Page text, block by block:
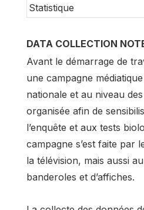
Statistique
DATA COLLECTION
Avant le démarrage de
une campagne
nationale et au niveau
organisée afin de
l’enquête et aux tests
campagne s’est faite par
la télévision, mais aussi
banderoles et d’affiches.